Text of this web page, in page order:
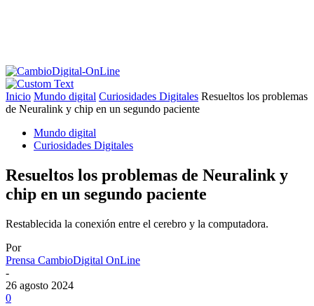
Inicio Mundo digital Curiosidades Digitales Resueltos los problemas
de Neuralink y chip en un segundo paciente
Mundo digital
Curiosidades Digitales
Resueltos los problemas de Neuralink y
chip en un segundo paciente
Restablecida la conexión entre el cerebro y la computadora.
Por
Prensa CambioDigital OnLine
-
26 agosto 2024
0